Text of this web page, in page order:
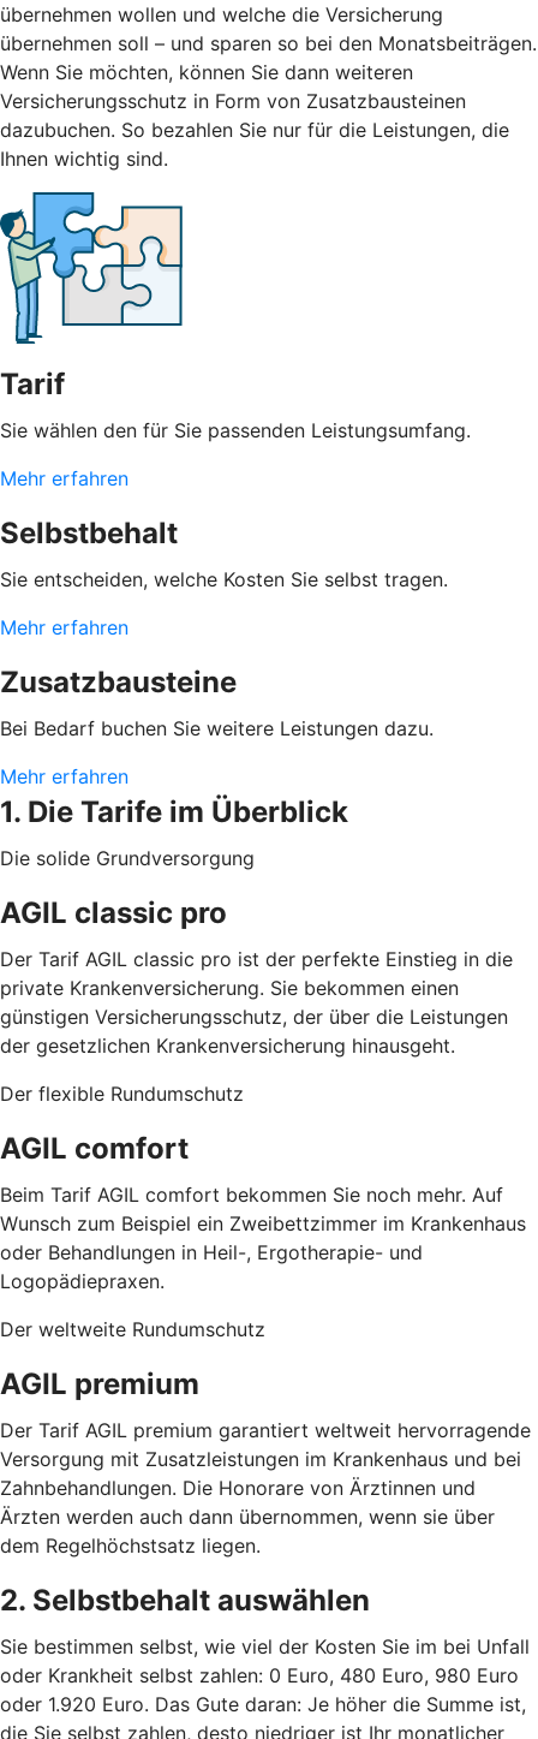
übernehmen wollen und welche die Versicherung
übernehmen soll – und sparen so bei den Monatsbeiträgen.
Wenn Sie möchten, können Sie dann weiteren
Versicherungsschutz in Form von Zusatzbausteinen
dazubuchen. So bezahlen Sie nur für die Leistungen, die
Ihnen wichtig sind.
Tarif
Sie wählen den für Sie passenden Leistungsumfang.
Mehr erfahren
Selbstbehalt
Sie entscheiden, welche Kosten Sie selbst tragen.
Mehr erfahren
Zusatzbausteine
Bei Bedarf buchen Sie weitere Leistungen dazu.
Mehr erfahren
1. Die Tarife im Überblick
Die solide Grundversorgung
AGIL classic pro
Der Tarif AGIL classic pro ist der perfekte Einstieg in die
private Krankenversicherung. Sie bekommen einen
günstigen Versicherungsschutz, der über die Leistungen
der gesetzlichen Krankenversicherung hinausgeht.
Der flexible Rundumschutz
AGIL comfort
Beim Tarif AGIL comfort bekommen Sie noch mehr. Auf
Wunsch zum Beispiel ein Zweibettzimmer im Krankenhaus
oder Behandlungen in Heil-, Ergotherapie- und
Logopädiepraxen.
Der weltweite Rundumschutz
AGIL premium
Der Tarif AGIL premium garantiert weltweit hervorragende
Versorgung mit Zusatzleistungen im Krankenhaus und bei
Zahnbehandlungen. Die Honorare von Ärztinnen und
Ärzten werden auch dann übernommen, wenn sie über
dem Regelhöchstsatz liegen.
2. Selbstbehalt auswählen
Sie bestimmen selbst, wie viel der Kosten Sie im bei Unfall
oder Krankheit selbst zahlen: 0 Euro, 480 Euro, 980 Euro
oder 1.920 Euro. Das Gute daran: Je höher die Summe ist,
die Sie selbst zahlen, desto niedriger ist Ihr monatlicher